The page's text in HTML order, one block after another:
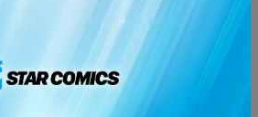
nella navigazione del sito.
ONLINE puoi scorrere tutto il
mentre nel pannello CERCA
il fumetto che cerchi.